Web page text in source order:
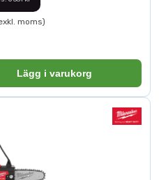
moms)
Lägg i varukorg